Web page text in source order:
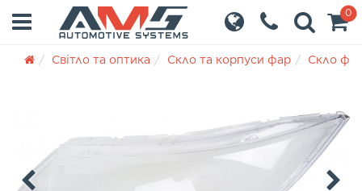
0
Світло та оптика Скло та корпуси фар Скло